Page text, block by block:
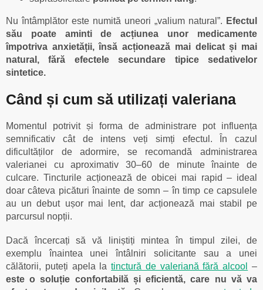
Nu întâmplător este numită uneori „valium natural”. Efectul
său poate aminti de acțiunea unor medicamente
împotriva anxietății, însă acționează mai delicat și mai
natural, fără efectele secundare tipice sedativelor
sintetice.
Când și cum să utilizați valeriana
Momentul potrivit și forma de administrare pot influența
semnificativ cât de intens veți simți efectul. În cazul
dificultăților de adormire, se recomandă administrarea
valerianei cu aproximativ 30–60 de minute înainte de
culcare. Tincturile acționează de obicei mai rapid – ideal
doar câteva picături înainte de somn – în timp ce capsulele
au un debut ușor mai lent, dar acționează mai stabil pe
parcursul nopții.
Dacă încercați să vă liniștiți mintea în timpul zilei, de
exemplu înaintea unei întâlniri solicitante sau a unei
călătorii, puteți apela latinctură de valeriană fără alcool
–
este o soluție confortabilă și eficientă, care nu vă va